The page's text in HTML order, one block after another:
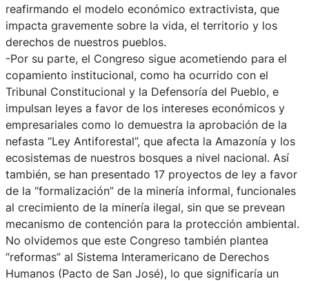
reafirmando el modelo económico extractivista, que
impacta gravemente sobre la vida, el territorio y los
derechos de nuestros pueblos.
-Por su parte, el Congreso sigue acometiendo para el
copamiento institucional, como ha ocurrido con el
Tribunal Constitucional y la Defensoría del Pueblo, e
impulsan leyes a favor de los intereses económicos y
empresariales como lo demuestra la aprobación de la
nefasta “Ley Antiforestal”, que afecta la Amazonía y los
ecosistemas de nuestros bosques a nivel nacional. Así
también, se han presentado 17 proyectos de ley a favor
de la “formalización” de la minería informal, funcionales
al crecimiento de la minería ilegal, sin que se prevean
mecanismo de contención para la protección ambiental.
No olvidemos que este Congreso también plantea
“reformas” al Sistema Interamericano de Derechos
Humanos (Pacto de San José), lo que significaría un